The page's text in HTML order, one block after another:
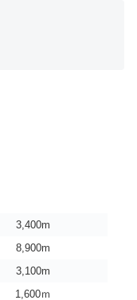
3,400m
8,900m
3,100m
1,600ｍ